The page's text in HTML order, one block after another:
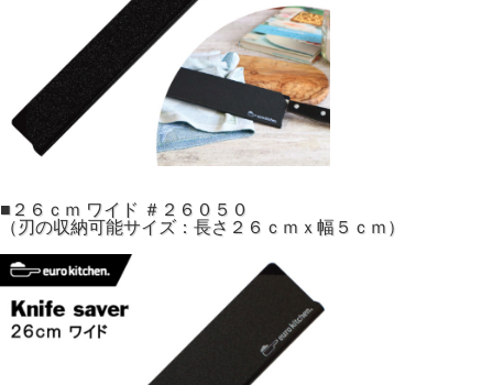
■２６ｃｍ ワイド ＃２６０５０
（刃の収納可能サイズ：長さ２６ｃｍｘ幅５ｃｍ）